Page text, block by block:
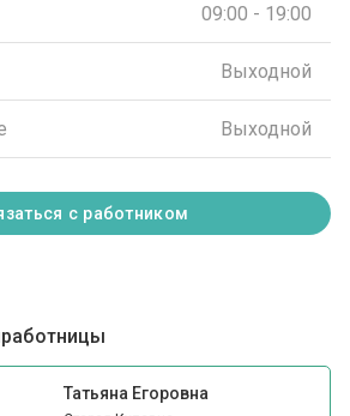
09:00 - 19:00
Выходной
Выходной
с работником
Татьяна Егоровна